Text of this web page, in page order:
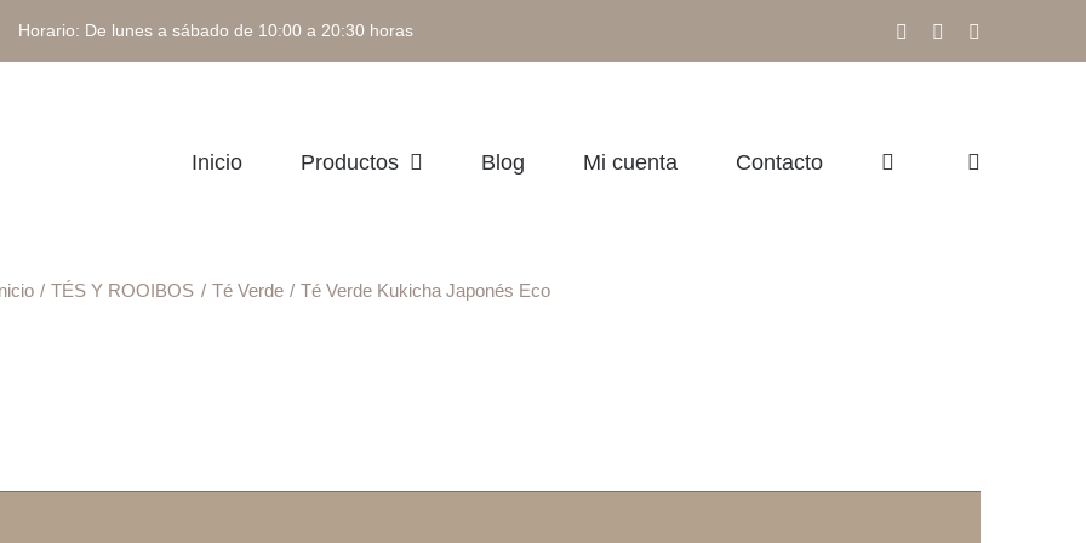
De lunes a sábado de 10:00 a 20:30 horas FacebookInstagram
Inicio Productos Blog Mi cuenta Contacto
TÉS Y ROOIBOS Té Verde Té Verde Kukicha Japonés Eco